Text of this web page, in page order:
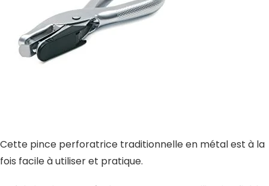
Cette pince perforatrice traditionnelle en métal est à la
fois facile à utiliser et pratique.